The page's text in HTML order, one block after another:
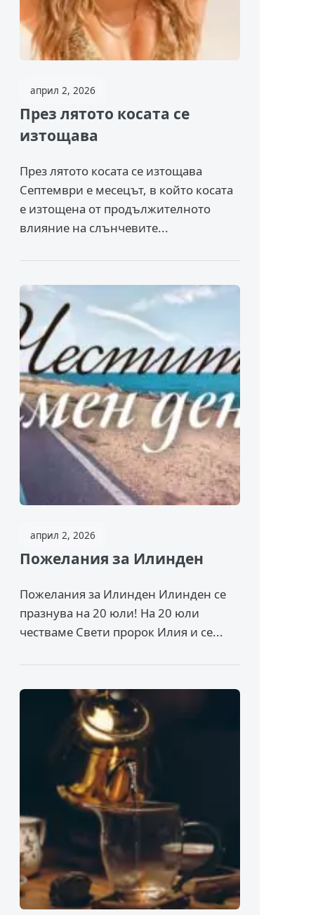
април 2, 2026
През лятото косата се
изтощава
През лятото косата се изтощава
Септември е месецът, в който косата
е изтощена от продължителното
влияние на слънчевите...
април 2, 2026
Пожелания за Илинден
Пожелания за Илинден Илинден се
празнува на 20 юли! На 20 юли
честваме Свети пророк Илия и се...